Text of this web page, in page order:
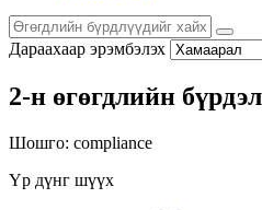
Дараахаар эрэмбэлэх
2-н өгөгдлийн
Шошго: compliance
Үр дүнг шүүх